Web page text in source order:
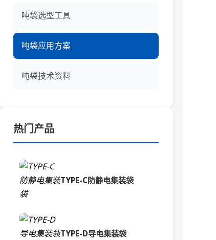
吨袋选型工具
吨袋应用方案
吨袋技术资料
热门产品
TYPE-C防静电集装袋
TYPE-D导电集装袋